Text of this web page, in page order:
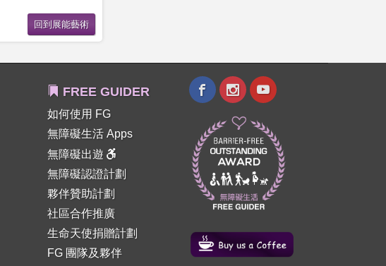
FREE GUIDER
如何使用 FG
無障礙生活 Apps
無障礙出遊
無障礙認證計劃
夥伴贊助計劃
社區合作推廣
生命天使捐贈計劃
FG 團隊及夥伴